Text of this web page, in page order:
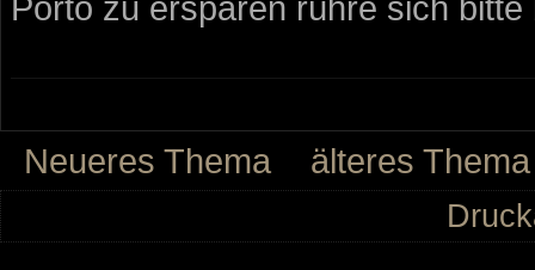
Neueres Thema älteres Thema